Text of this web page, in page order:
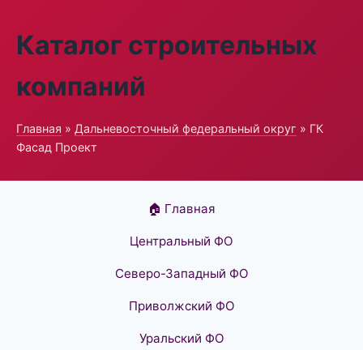
Каталог строительных
компаний
Главная » Дальневосточный федеральный округ » ГК
Фасад Проект
🏠 Главная
Центральный ФО
Северо-Западный ФО
Приволжский ФО
Уральский ФО